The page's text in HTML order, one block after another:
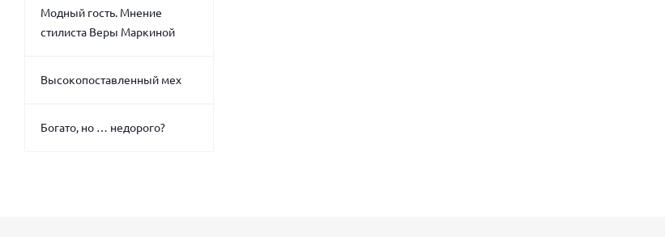
Модный гость. Мнение
стилиста Веры Маркиной
Высокопоставленный мех
Богато, но … недорого?